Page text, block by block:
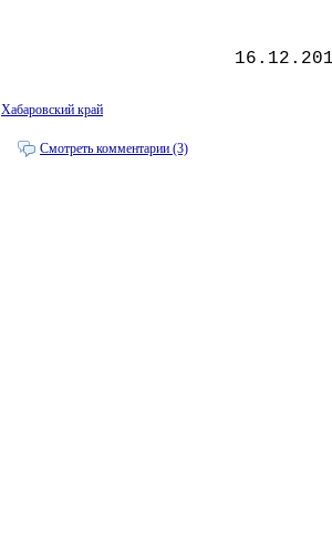
Хабаровский край
Смотреть комментарии (3)